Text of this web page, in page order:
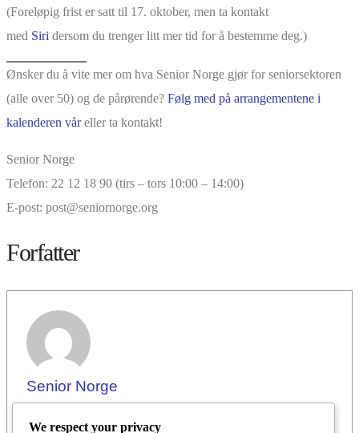
(Foreløpig frist er satt til 17. oktober, men ta kontakt
med Siri dersom du trenger litt mer tid for å bestemme deg.)
Ønsker du å vite mer om hva Senior Norge gjør for seniorsektoren
(alle over 50) og de pårørende? Følg med på arrangementene i
kalenderen våreller ta kontakt!
Senior Norge
Telefon: 22 12 18 90 (tirs – tors 10:00 – 14:00)
E-post: post@seniornorge.org
Forfatter
Senior Norge
We respect your privacy